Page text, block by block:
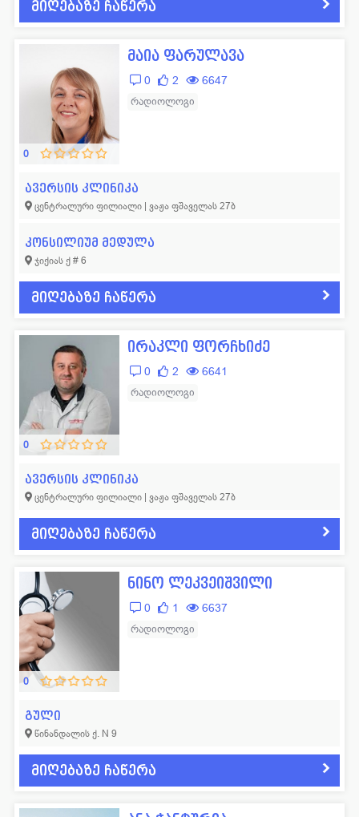
მიღებაზე ჩაწერა
0
მაია ფარულავა
0 2 6647
რადიოლოგი
ავერსის კლინიკა
ცენტრალური ფილიალი | ვაჟა ფშაველას 27ბ
კონსილიუმ მედულა
ჯიქიას ქ # 6
მიღებაზე ჩაწერა
0
ირაკლი ფორჩხიძე
0 2 6641
რადიოლოგი
ავერსის კლინიკა
ცენტრალური ფილიალი | ვაჟა ფშაველას 27ბ
მიღებაზე ჩაწერა
0
ნინო ლეკვეიშვილი
0 1 6637
რადიოლოგი
გული
წინანდალის ქ. N 9
მიღებაზე ჩაწერა